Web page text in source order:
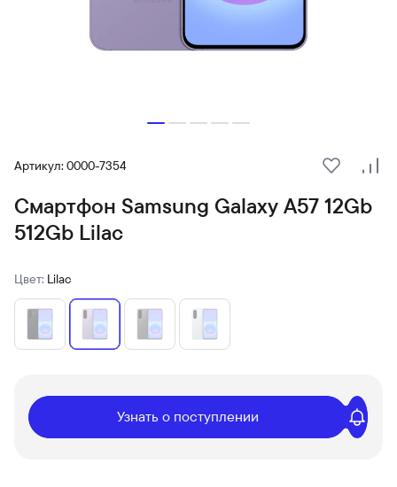
Артикул: 0000-7354
В
Смартфон Samsung Galaxy A57 12Gb
512Gb Lilac
Цвет: Lilac
Узнать о поступлении